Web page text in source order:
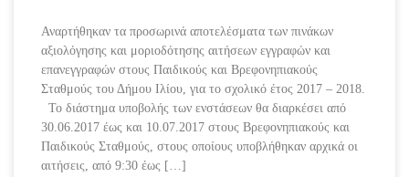
Αναρτήθηκαν τα προσωρινά αποτελέσματα των πινάκων
αξιολόγησης και μοριοδότησης αιτήσεων εγγραφών και
επανεγγραφών στους Παιδικούς και Βρεφονηπιακούς
Σταθμούς του Δήμου Ιλίου, για το σχολικό έτος 2017 – 2018.
Το διάστημα υποβολής των ενστάσεων θα διαρκέσει από
30.06.2017 έως και 10.07.2017 στους Βρεφονηπιακούς και
Παιδικούς Σταθμούς, στους οποίους υποβλήθηκαν αρχικά οι
αιτήσεις, από 9:30 έως […]